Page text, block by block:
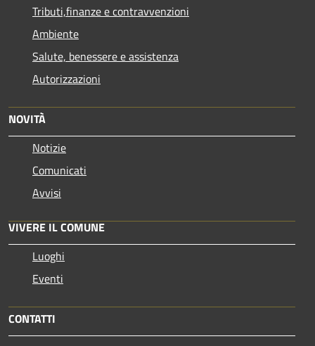
Tributi,finanze e contravvenzioni
Ambiente
Salute, benessere e assistenza
Autorizzazioni
NOVITÀ
Notizie
Comunicati
Avvisi
VIVERE IL COMUNE
Luoghi
Eventi
CONTATTI